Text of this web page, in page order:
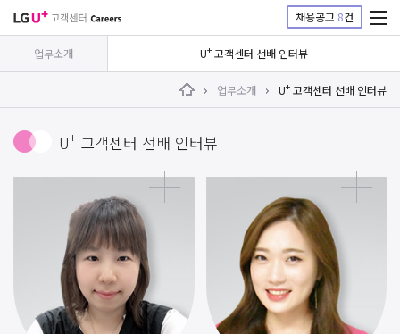
채용공고 8건
업무소개 U+ 고객센터 선배 인터뷰
Home 업무소개 U+ 고객센터 선배 인터뷰
U+ 고객센터 선배 인터뷰